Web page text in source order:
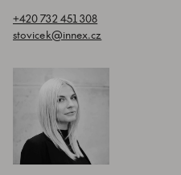
+420 732 451 308
stovicek@innex.cz